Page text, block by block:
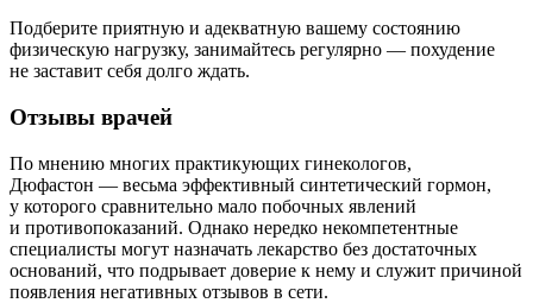
Подберите приятную и адекватную вашему состоянию
физическую нагрузку, занимайтесь регулярно — похудение
не заставит себя долго ждать.
Отзывы врачей
По мнению многих практикующих гинекологов,
Дюфастон — весьма эффективный синтетический гормон,
у которого сравнительно мало побочных явлений
и противопоказаний. Однако нередко некомпетентные
специалисты могут назначать лекарство без достаточных
оснований, что подрывает доверие к нему и служит причиной
появления негативных отзывов в сети.